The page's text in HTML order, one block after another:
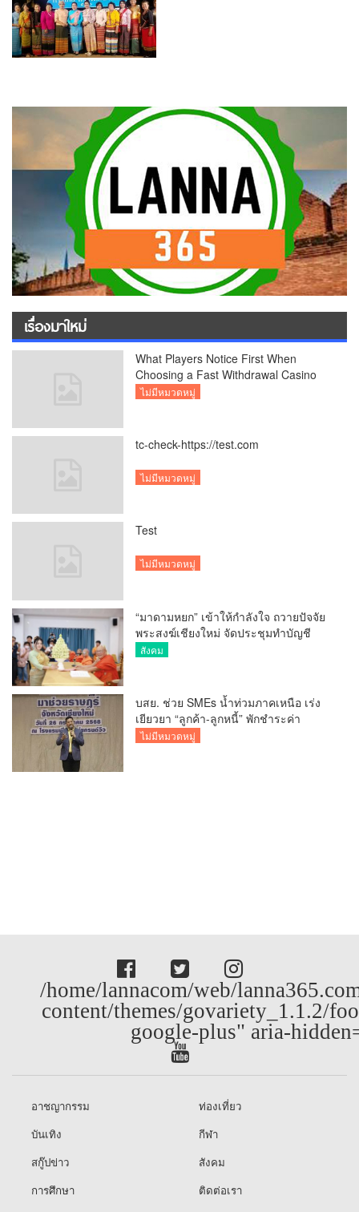
เรื่องมาใหม่
What Players Notice First When
Choosing a Fast Withdrawal Casino
UK
ไม่มีหมวดหมู่
tc-check-https://test.com
ไม่มีหมวดหมู่
Test
ไม่มีหมวดหมู่
“มาดามหยก” เข้าให้กำลังใจ ถวายปัจจัย
พระสงฆ์เชียงใหม่ จัดประชุมทำบัญชี
รายรับรายจ่ายของวัด กว่า 300 รูป ที่วัด
สังคม
บสย. ช่วย SMEs น้ำท่วมภาคเหนือ เร่ง
เยียวยา “ลูกค้า-ลูกหนี้” พักชำระค่า
ธรรมเนียม-ค่างวด
ไม่มีหมวดหมู่
/home/lannacom/web/
content/themes/govariety_1.1.2/
google-plus" aria-
อาชญากรรม
ท่องเที่ยว
บันเทิง
กีฬา
สกู๊ปข่าว
สังคม
การศึกษา
ติดต่อเรา